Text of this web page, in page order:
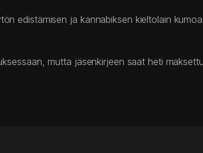
edistämisen ja kannabiksen kieltolain
mutta jäsenkirjeen saat heti